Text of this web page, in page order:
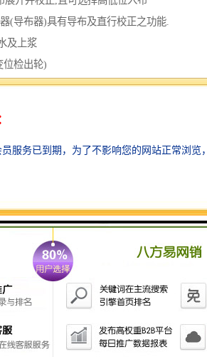
(导布器)具有导布及直行校正之功能.
及上浆
位检出轮)
型机之间的张力
或线弧
能集中于箱上方,
布装置